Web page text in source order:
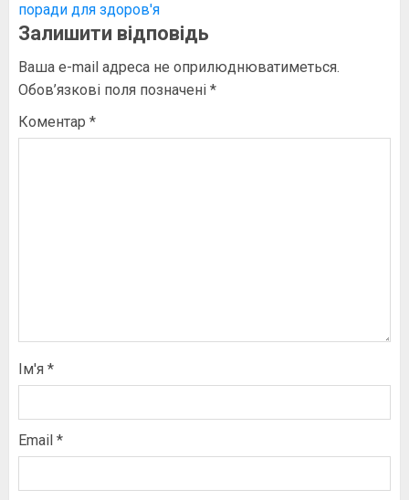
поради для здоров'я
Залишити відповідь
Ваша e-mail адреса не оприлюднюватиметься.
Обов’язкові поля позначені *
Коментар *
Ім'я *
Email *